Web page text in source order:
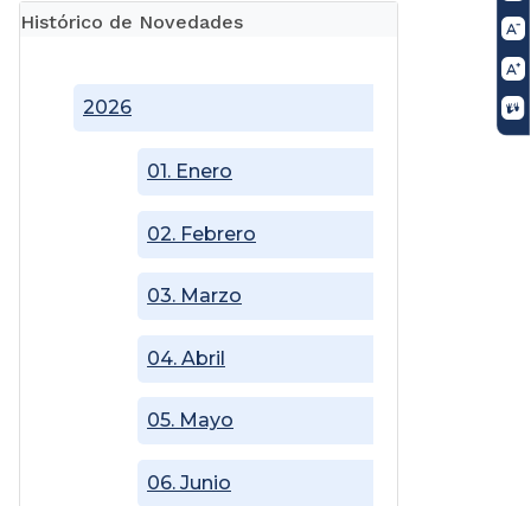
Histórico de Novedades
2026
01. Enero
02. Febrero
03. Marzo
04. Abril
05. Mayo
06. Junio